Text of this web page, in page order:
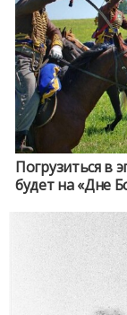
Погрузиться в
будет на «Дне